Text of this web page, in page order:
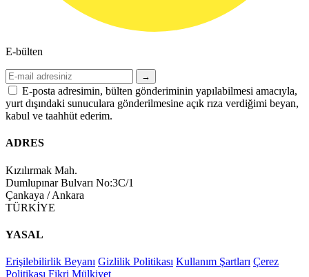
E-bülten
→
E-posta adresimin, bülten gönderiminin yapılabilmesi amacıyla,
yurt dışındaki sunuculara gönderilmesine açık rıza verdiğimi beyan,
kabul ve taahhüt ederim.
ADRES
Kızılırmak Mah.
Dumlupınar Bulvarı No:3C/1
Çankaya / Ankara
TÜRKİYE
YASAL
Erişilebilirlik Beyanı Gizlilik Politikası Kullanım Şartları Çerez
Politikası Fikri Mülkiyet